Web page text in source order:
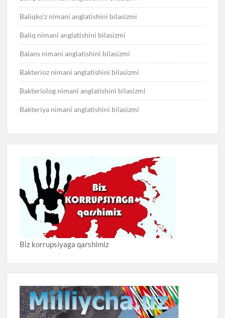
Baliqko’z nimani anglatishini bilasizmi
Baliq nimani anglatishini bilasizmi
Balans nimani anglatishini bilasizmi
Bakterioz nimani anglatishini bilasizmi
Bakteriolog nimani anglatishini bilasizmi
Bakteriya nimani anglatishini bilasizmi
Biz korrupsiyaga qarshimiz